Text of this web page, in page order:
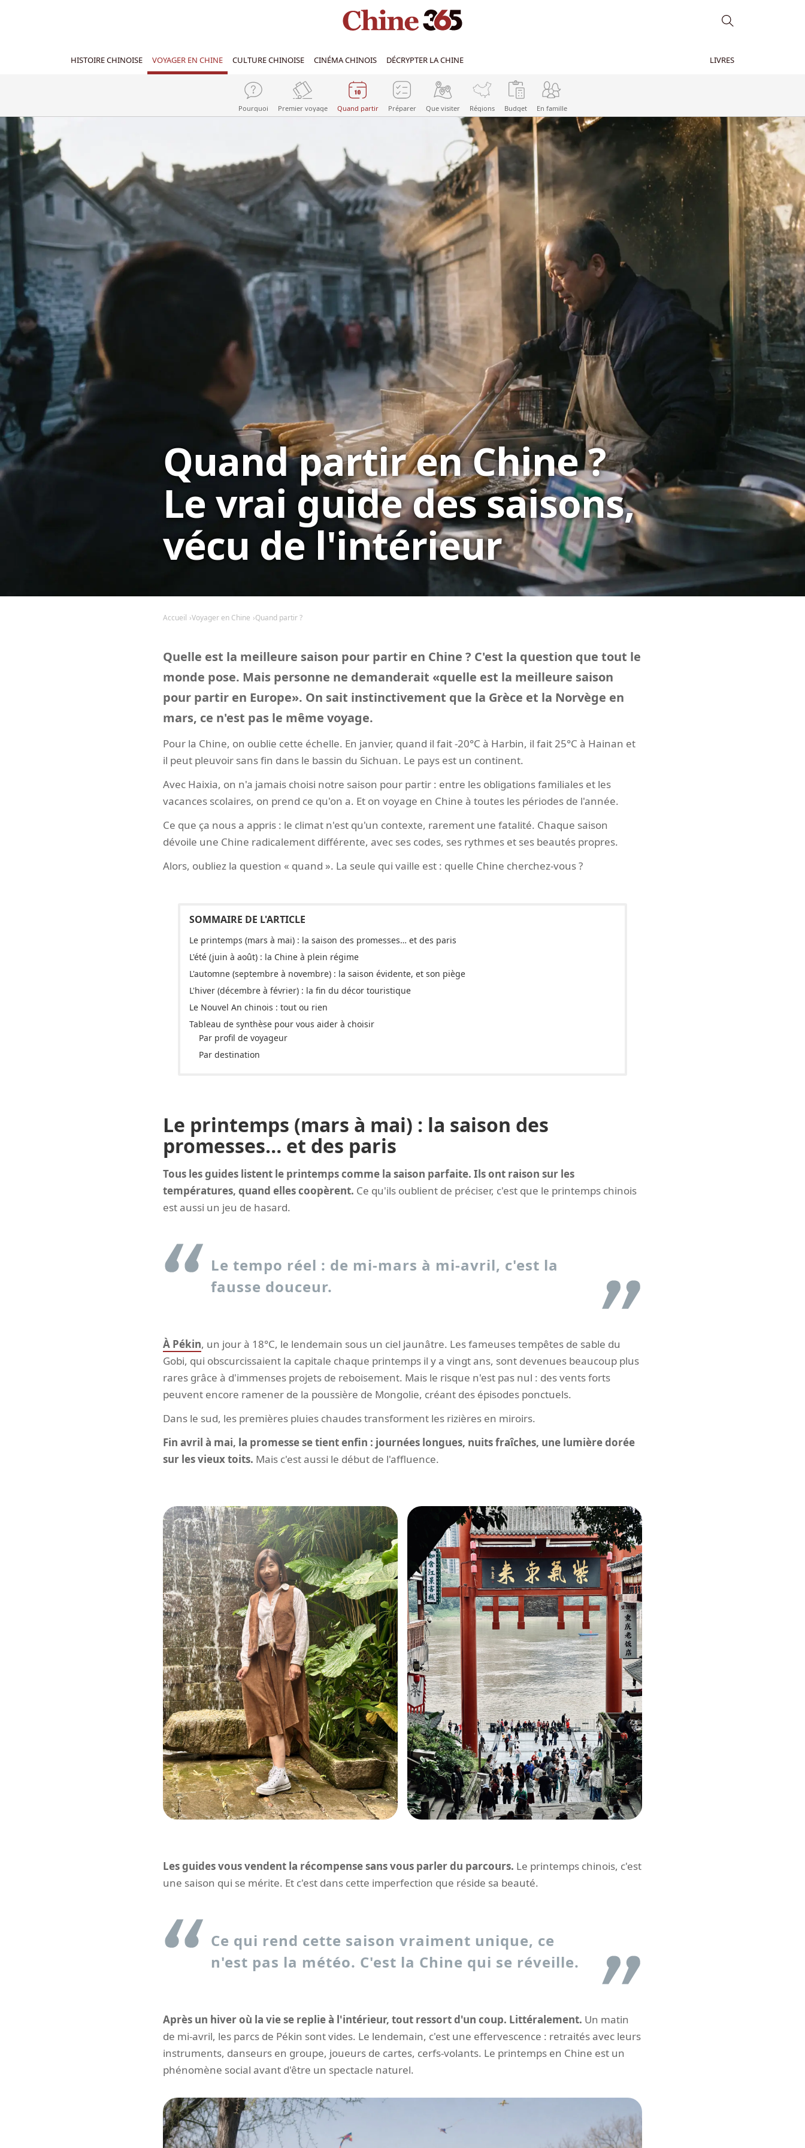
HISTOIRE CHINOISE VOYAGER EN CHINE CULTURE CHINOISE CINÉMA CHINOIS DÉCRYPTER LA CHINE LIVRES
Pourquoi Premier voyage Quand partir Préparer Que visiter Régions Budget En famille
Quand partir en Chine ?
Le vrai guide des saisons,
vécu de l'intérieur
Accueil Voyager en Chine Quand partir ?
Quelle est la meilleure saison pour partir en Chine ? C'est la question que tout le
monde pose. Mais personne ne demanderait «quelle est la meilleure saison
pour partir en Europe». On sait instinctivement que la Grèce et la Norvège en
mars, ce n'est pas le même voyage.
Pour la Chine, on oublie cette échelle. En janvier, quand il fait -20°C à Harbin, il fait 25°C à Hainan et
il peut pleuvoir sans fin dans le bassin du Sichuan. Le pays est un continent.
Avec Haixia, on n'a jamais choisi notre saison pour partir : entre les obligations familiales et les
vacances scolaires, on prend ce qu'on a. Et on voyage en Chine à toutes les périodes de l'année.
Ce que ça nous a appris : le climat n'est qu'un contexte, rarement une fatalité. Chaque saison
dévoile une Chine radicalement différente, avec ses codes, ses rythmes et ses beautés propres.
Alors, oubliez la question « quand ». La seule qui vaille est : quelle Chine cherchez-vous ?
Le printemps (mars à mai) : la saison des promesses… et des paris
L'été (juin à août) : la Chine à plein régime
L'automne (septembre à novembre) : la saison évidente, et son piège
L'hiver (décembre à février) : la fin du décor touristique
Le Nouvel An chinois : tout ou rien
Tableau de synthèse pour vous aider à choisir
Par profil de voyageur
Par destination
Le printemps (mars à mai) : la saison des
promesses… et des paris
Tous les guides listent le printemps comme la saison parfaite. Ils ont raison sur les
températures, quand elles coopèrent. Ce qu'ils oublient de préciser, c'est que le printemps chinois
est aussi un jeu de hasard.
Le tempo réel : de mi-mars à mi-avril, c'est la
fausse douceur.
À Pékin, un jour à 18°C, le lendemain sous un ciel jaunâtre. Les fameuses tempêtes de sable du
Gobi, qui obscurcissaient la capitale chaque printemps il y a vingt ans, sont devenues beaucoup plus
rares grâce à d'immenses projets de reboisement. Mais le risque n'est pas nul : des vents forts
peuvent encore ramener de la poussière de Mongolie, créant des épisodes ponctuels.
Dans le sud, les premières pluies chaudes transforment les rizières en miroirs.
Fin avril à mai, la promesse se tient enfin : journées longues, nuits fraîches, une lumière dorée
sur les vieux toits. Mais c'est aussi le début de l'affluence.
Les guides vous vendent la récompense sans vous parler du parcours. Le printemps chinois, c'est
une saison qui se mérite. Et c'est dans cette imperfection que réside sa beauté.
Ce qui rend cette saison vraiment unique, ce
n'est pas la météo. C'est la Chine qui se réveille.
Après un hiver où la vie se replie à l'intérieur, tout ressort d'un coup. Littéralement. Un matin
de mi-avril, les parcs de Pékin sont vides. Le lendemain, c'est une effervescence : retraités avec leurs
instruments, danseurs en groupe, joueurs de cartes, cerfs-volants. Le printemps en Chine est un
phénomène social avant d'être un spectacle naturel.